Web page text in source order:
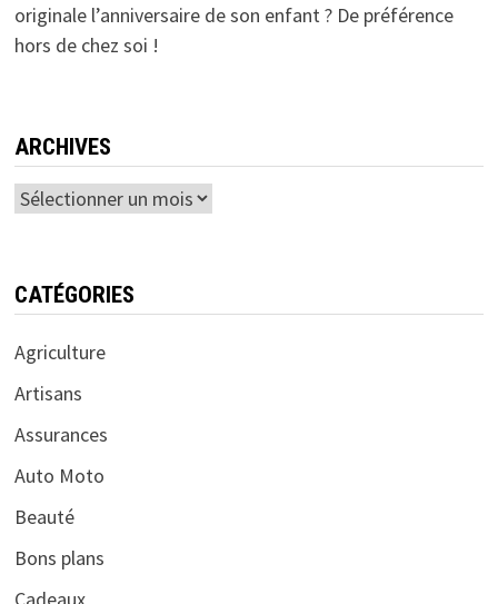
originale l’anniversaire de son enfant ? De préférence
hors de chez soi !
ARCHIVES
Archives
CATÉGORIES
Agriculture
Artisans
Assurances
Auto Moto
Beauté
Bons plans
Cadeaux